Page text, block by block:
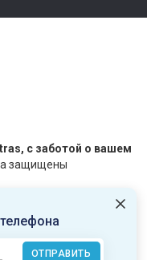
ОТПРАВИТЬ
c заботой о вашем
защищены